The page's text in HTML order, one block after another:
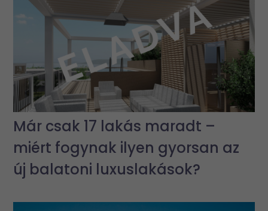
Már csak 17 lakás maradt –
miért fogynak ilyen gyorsan az
új balatoni luxuslakások?